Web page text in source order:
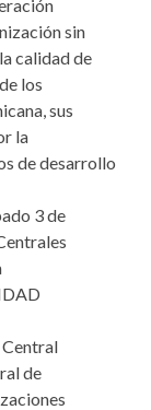
sin
calidad de
los
sus
la
de desarrollo
3 de
Central
de